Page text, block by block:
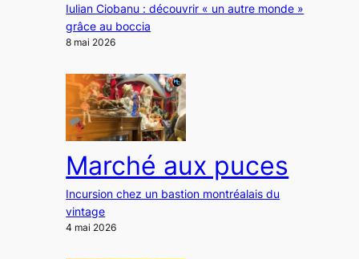
Iulian Ciobanu : découvrir « un autre monde »
grâce au boccia
8 mai 2026
Marché aux puces
Incursion chez un bastion montréalais du
vintage
4 mai 2026